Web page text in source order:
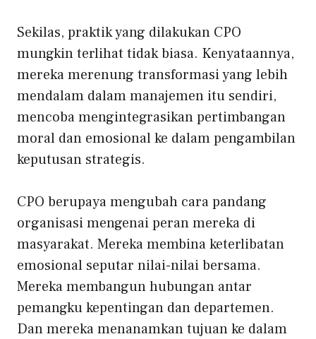
Sekilas, praktik yang dilakukan CPO
mungkin terlihat tidak biasa. Kenyataannya,
mereka merenung transformasi yang lebih
mendalam dalam manajemen itu sendiri,
mencoba mengintegrasikan pertimbangan
moral dan emosional ke dalam pengambilan
keputusan strategis.
CPO berupaya mengubah cara pandang
organisasi mengenai peran mereka di
masyarakat. Mereka membinaketerlibatan
emosional seputar nilai-nilai bersama.
Merekamembangun hubungan antar
pemangku kepentingan dan departemen.
Dan mereka menanamkan tujuan ke dalam